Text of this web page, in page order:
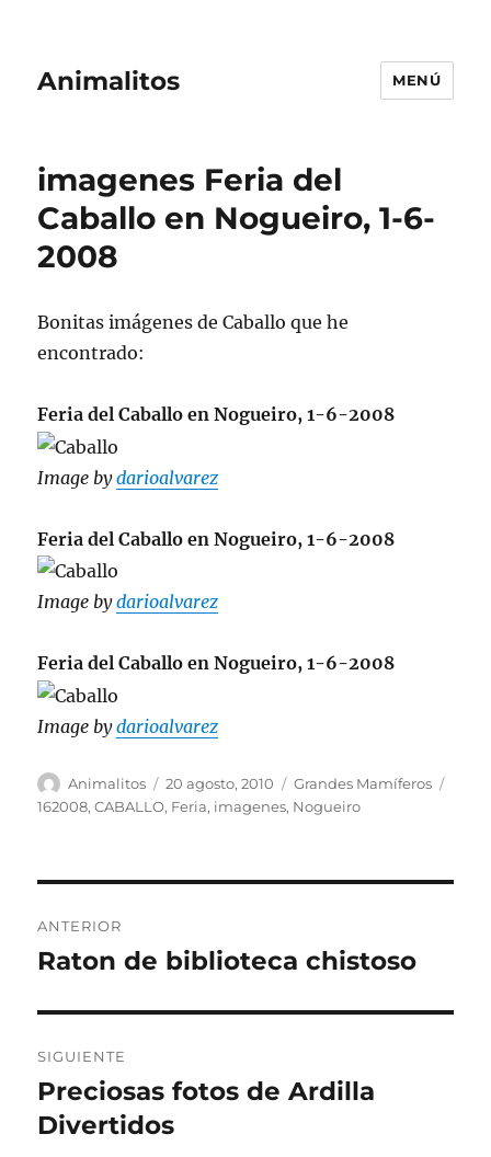
Animalitos MENÚ
imagenes Feria del
Caballo en Nogueiro, 1-6-
2008
Bonitas imágenes de Caballo que he
encontrado:
Feria del Caballo en Nogueiro, 1-6-2008
Image bydarioalvarez
Feria del Caballo en Nogueiro, 1-6-2008
Image bydarioalvarez
Feria del Caballo en Nogueiro, 1-6-2008
Image bydarioalvarez
Autor
Animalitos
Publicado
el
20 agosto, 2010 Categorías
Grandes Mamíferos
162008,CABALLO, Feria, imagenes, Nogueiro
de
ANTERIOR
Entrada
Raton de biblioteca chistoso
SIGUIENTE
Entrada
siguiente:
Preciosas fotos de Ardilla
Divertidos